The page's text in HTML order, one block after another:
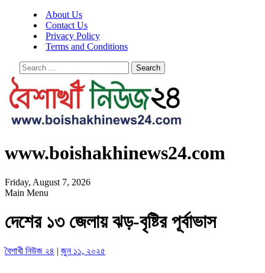
About Us
Contact Us
Privacy Policy
Terms and Conditions
Search
for:
www.boishakhinews24.com
Friday, August 7, 2026
Main Menu
দেশের ১৩ জেলায় ঝড়-বৃষ্টির পূর্বাভাস
বৈশাখী নিউজ ২৪ | জুন ১১, ২০২৫